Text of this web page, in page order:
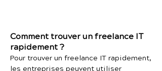
Comment trouver un freelance IT
rapidement ?
Pour trouver un freelance IT rapidement,
les entreprises peuvent utiliser